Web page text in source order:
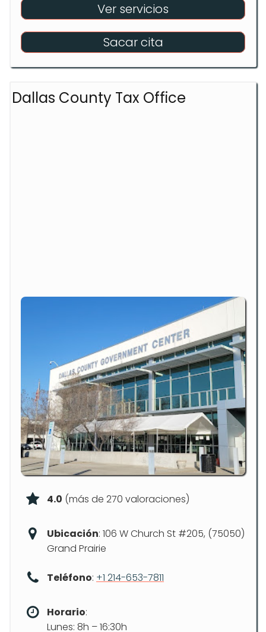
Ver servicios
Sacar cita
Dallas County Tax Office
4.0 (más de 270 valoraciones)
Ubicación: 106 W Church St #205, (75050)
Grand Prairie
Teléfono: +1 214-653-7811
Horario:
Lunes: 8h – 16:30h